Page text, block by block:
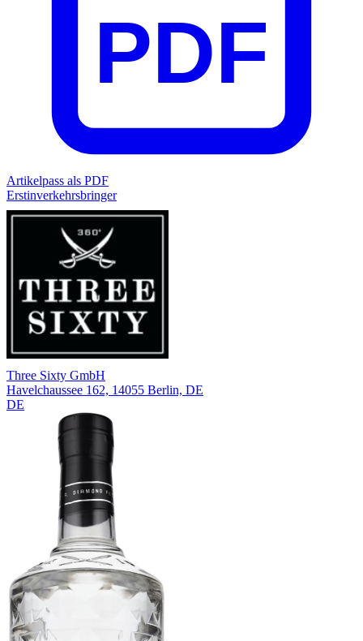
PDF
Artikelpass als PDF
Erstinverkehrsbringer
Three Sixty GmbH
Havelchaussee 162, 14055 Berlin, DE
DE